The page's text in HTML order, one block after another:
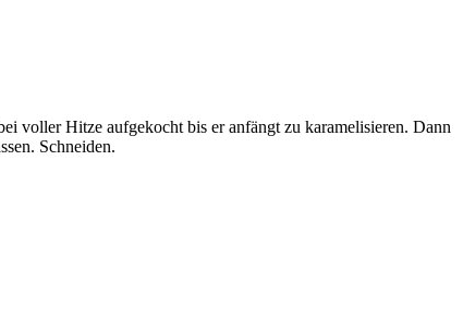
voller Hitze aufgekocht bis er anfängt zu karamelisieren. Dann
Schneiden.